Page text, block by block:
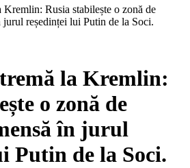
Kremlin: Rusia stabilește o zonă de
jurul reședinței lui Putin de la Soci.
la Kremlin:
o zonă de
în jurul
Putin de la Soci.